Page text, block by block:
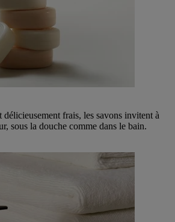
frais, les savons invitent à
sous la douche comme dans le bain.